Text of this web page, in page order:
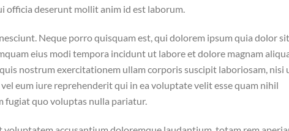
officia deserunt mollit anim id est laborum.
Neque porro quisquam est, qui dolorem ipsum quia dolor sit
eius modi tempora incidunt ut labore et dolore magnam
nostrum exercitationem ullam corporis suscipit laboriosam, nisi
eum iure reprehenderit qui in ea voluptate velit esse quam nihil
fugiat quo voluptas nulla pariatur.